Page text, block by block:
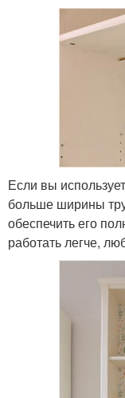
Если вы
больше ширины
обеспечить его
работать легче,